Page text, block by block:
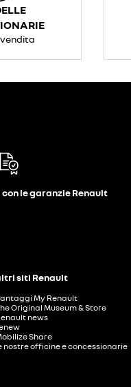
le garanzie Renault
siti Renault
My Renault
Original Museum & Store
news
Share
nostre officine e concessionarie